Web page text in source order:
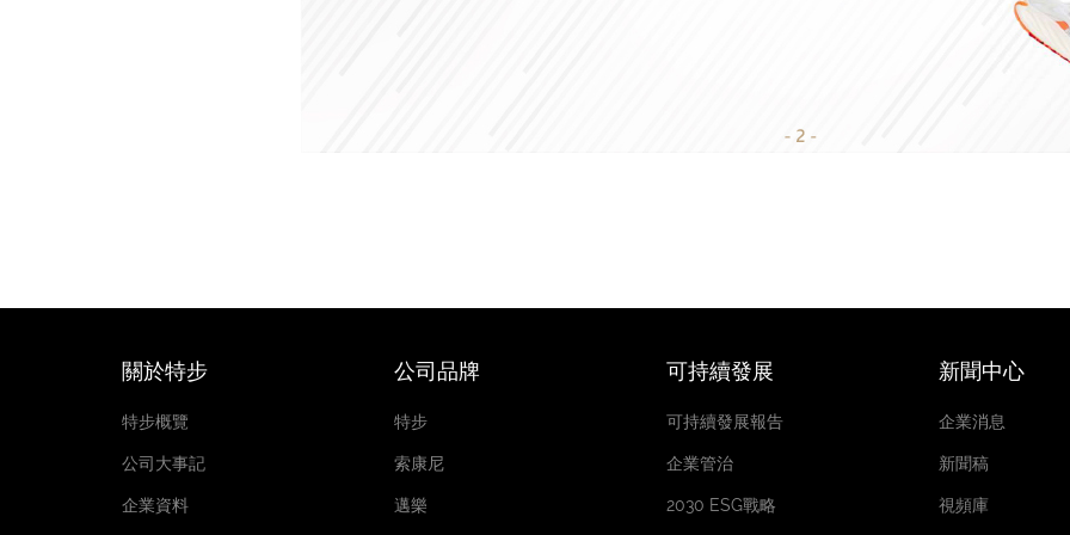
關於特步
特步概覽
公司大事記
企業資料
公司品牌
特步
索康尼
邁樂
可持續發展
可持續發展報告
企業管治
2030 ESG戰略
新聞中心
企業消息
新聞稿
視頻庫